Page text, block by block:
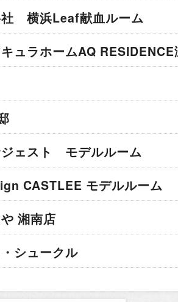
社 横浜Leaf献血ルーム
ュラホームAQ
ェスト モデルルーム
CASTLEE モデルルーム
湘南店
シュークル